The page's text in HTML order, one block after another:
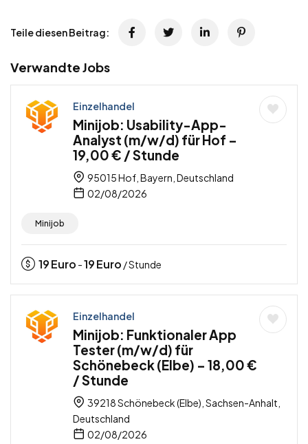
Teile diesen Beitrag:
Verwandte Jobs
Einzelhandel
Minijob: Usability-App-
Analyst (m/w/d) für Hof –
19,00 € / Stunde
95015 Hof, Bayern, Deutschland
02/08/2026
Minijob
19Euro -19Euro / Stunde
Einzelhandel
Minijob: Funktionaler App
Tester (m/w/d) für
Schönebeck (Elbe) – 18,00 €
/ Stunde
39218 Schönebeck (Elbe), Sachsen-Anhalt,
Deutschland
02/08/2026